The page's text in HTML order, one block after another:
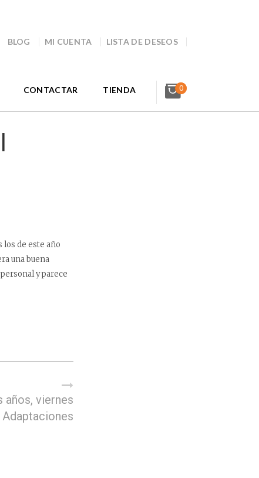
BLOG MI CUENTA LISTA DE DESEOS
CONTACTAR TIENDA 0
los de este año
una buena
y parece
años, viernes